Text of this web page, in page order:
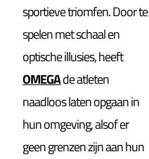
sportieve triomfen. Door te
spelen met schaal en
optische illusies, heeft
OMEGAde atleten
naadloos laten opgaan in
hun omgeving, alsof er
geen grenzen zijn aan hun